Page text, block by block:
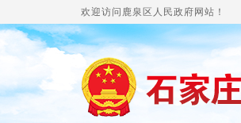
欢迎访问鹿泉区人民政府网站！